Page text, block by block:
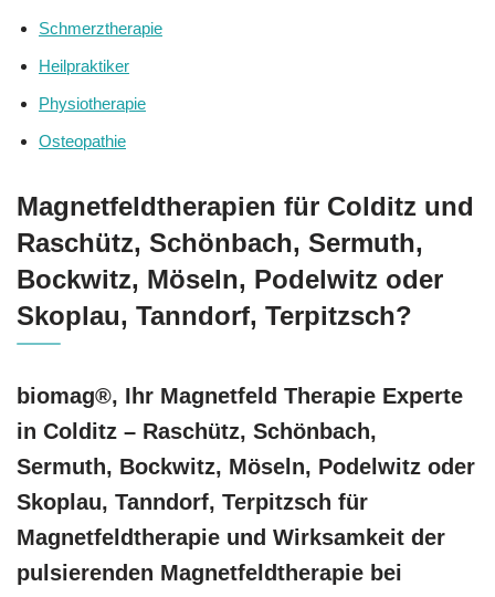
Schmerztherapie
Heilpraktiker
Physiotherapie
Osteopathie
Magnetfeldtherapien für Colditz und
Raschütz, Schönbach, Sermuth,
Bockwitz, Möseln, Podelwitz oder
Skoplau, Tanndorf, Terpitzsch?
biomag®, Ihr Magnetfeld Therapie Experte
in Colditz – Raschütz, Schönbach,
Sermuth, Bockwitz, Möseln, Podelwitz oder
Skoplau, Tanndorf, Terpitzsch für
Magnetfeldtherapie und Wirksamkeit der
pulsierenden Magnetfeldtherapie bei